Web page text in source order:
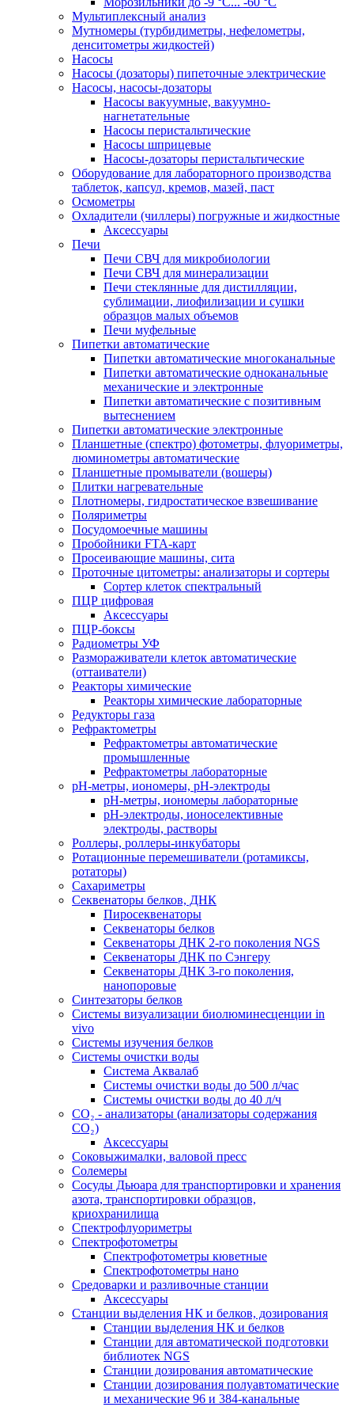
Мультиплексный анализ
Мутномеры (турбидиметры, нефелометры,
денситометры жидкостей)
Насосы
Насосы (дозаторы) пипеточные электрические
Насосы, насосы-дозаторы
Насосы вакуумные, вакуумно-
нагнетательные
Насосы перистальтические
Насосы шприцевые
Насосы-дозаторы перистальтические
Оборудование для лабораторного производства
таблеток, капсул, кремов, мазей, паст
Осмометры
Охладители (чиллеры) погружные и жидкостные
Аксессуары
Печи
Печи СВЧ для микробиологии
Печи СВЧ для минерализации
Печи стеклянные для дистилляции,
сублимации, лиофилизации и сушки
образцов малых объемов
Печи муфельные
Пипетки автоматические
Пипетки автоматические многоканальные
Пипетки автоматические одноканальные
механические и электронные
Пипетки автоматические с позитивным
вытеснением
Пипетки автоматические электронные
Планшетные (спектро) фотометры, флуориметры,
люминометры автоматические
Планшетные промыватели (вошеры)
Плитки нагревательные
Плотномеры, гидростатическое взвешивание
Поляриметры
Посудомоечные машины
Пробойники FTA-карт
Просеивающие машины, сита
Проточные цитометры: анализаторы и сортеры
Сортер клеток спектральный
ПЦР цифровая
Аксессуары
ПЦР-боксы
Радиометры УФ
Размораживатели клеток автоматические
(оттаиватели)
Реакторы химические
Реакторы химические лабораторные
Редукторы газа
Рефрактометры
Рефрактометры автоматические
промышленные
Рефрактометры лабораторные
рН-метры, иономеры, рН-электроды
рН-метры, иономеры лабораторные
рН-электроды, ионоселективные
электроды, растворы
Роллеры, роллеры-инкубаторы
Ротационные перемешиватели (ротамиксы,
ротаторы)
Сахариметры
Секвенаторы белков, ДНК
Пиросеквенаторы
Секвенаторы белков
Секвенаторы ДНК 2-го поколения NGS
Секвенаторы ДНК по Сэнгеру
Секвенаторы ДНК 3-го поколения,
нанопоровые
Синтезаторы белков
Системы визуализации биолюминесценции in
vivo
Системы изучения белков
Системы очистки воды
Система Аквалаб
Системы очистки воды до 500 л/час
Системы очистки воды до 40 л/ч
СО₂ - анализаторы (анализаторы содержания
СО₂)
Аксессуары
Соковыжималки, валовой пресс
Солемеры
Сосуды Дьюара для транспортировки и хранения
азота, транспортировки образцов,
криохранилища
Спектрофлуориметры
Спектрофотометры
Спектрофотометры кюветные
Спектрофотометры нано
Средоварки и разливочные станции
Аксессуары
Станции выделения НК и белков, дозирования
Станции выделения НК и белков
Станции для автоматической подготовки
библиотек NGS
Станции дозирования автоматические
Станции дозирования полуавтоматические
и механические 96 и 384-канальные